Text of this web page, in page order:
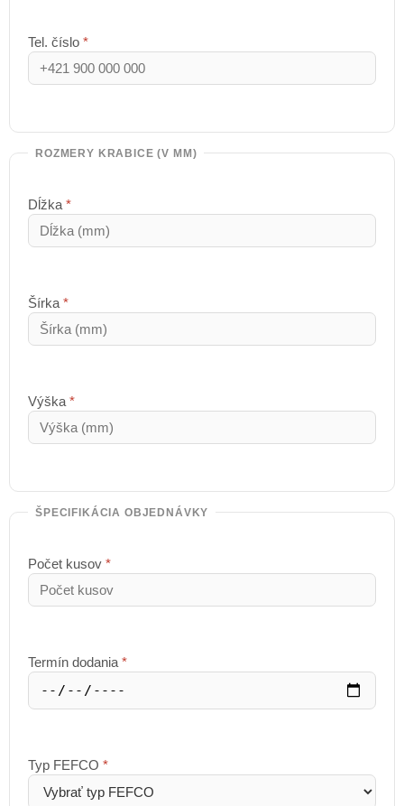
Tel. číslo *
ROZMERY KRABICE (V MM)
Dĺžka *
Šírka *
Výška *
ŠPECIFIKÁCIA OBJEDNÁVKY
Počet kusov *
Termín dodania *
Typ FEFCO *